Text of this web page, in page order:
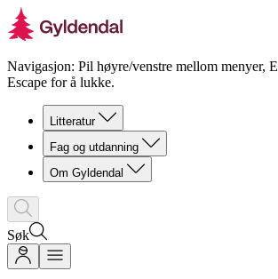
Navigasjon: Pil høyre/venstre mellom menyer,
Escape for å lukke.
Litteratur
Fag og utdanning
Om Gyldendal
Søk